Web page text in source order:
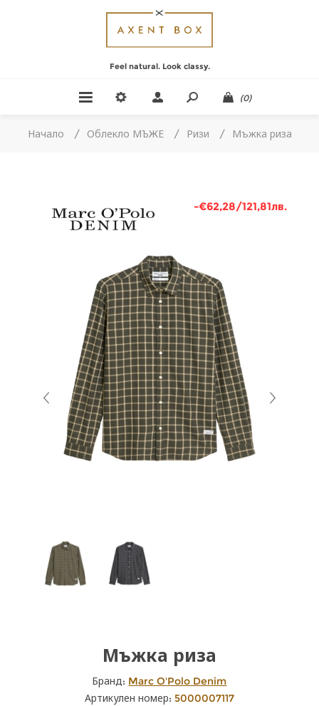
Feel natural. Look classy.
(0)
Начало / Облекло МЪЖЕ / Ризи / Мъжка риза
-€62,28/121,81лв.
Мъжка риза
Бранд: Marc O'Polo Denim
Артикулен номер: 5000007117